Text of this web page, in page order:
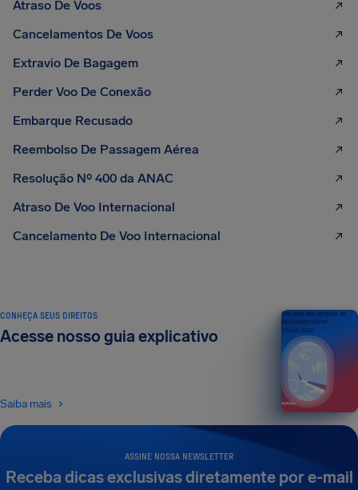
Atraso De Voos
Cancelamentos De Voos
Extravio De Bagagem
Perder Voo De Conexão
Embarque Recusado
Reembolso De Passagem Aérea
Resolução Nº 400 da ANAC
Atraso De Voo Internacional
Cancelamento De Voo Internacional
ASSINE NOSSA NEWSLETTER
Receba dicas exclusivas diretamente por e-mail
CONHEÇA SEUS DIREITOS
Acesse nosso guia explicativo
Saiba mais
Seu guia dos direitos do
passageiro aéreo
EDIÇÃO 2026